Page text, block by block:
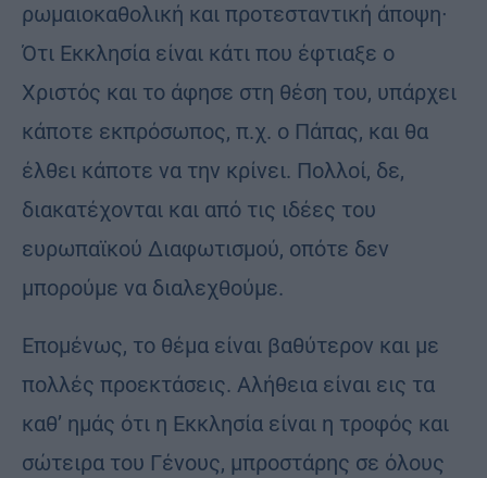
ρωμαιοκαθολική και προτεσταντική άποψη∙
Ότι Εκκλησία είναι κάτι που έφτιαξε ο
Χριστός και το άφησε στη θέση του, υπάρχει
κάποτε εκπρόσωπος, π.χ. ο Πάπας, και θα
έλθει κάποτε να την κρίνει. Πολλοί, δε,
διακατέχονται και από τις ιδέες του
ευρωπαϊκού Διαφωτισμού, οπότε δεν
μπορούμε να διαλεχθούμε.
Επομένως, το θέμα είναι βαθύτερον και με
πολλές προεκτάσεις. Αλήθεια είναι εις τα
καθ’ ημάς ότι η Εκκλησία είναι η τροφός και
σώτειρα του Γένους, μπροστάρης σε όλους